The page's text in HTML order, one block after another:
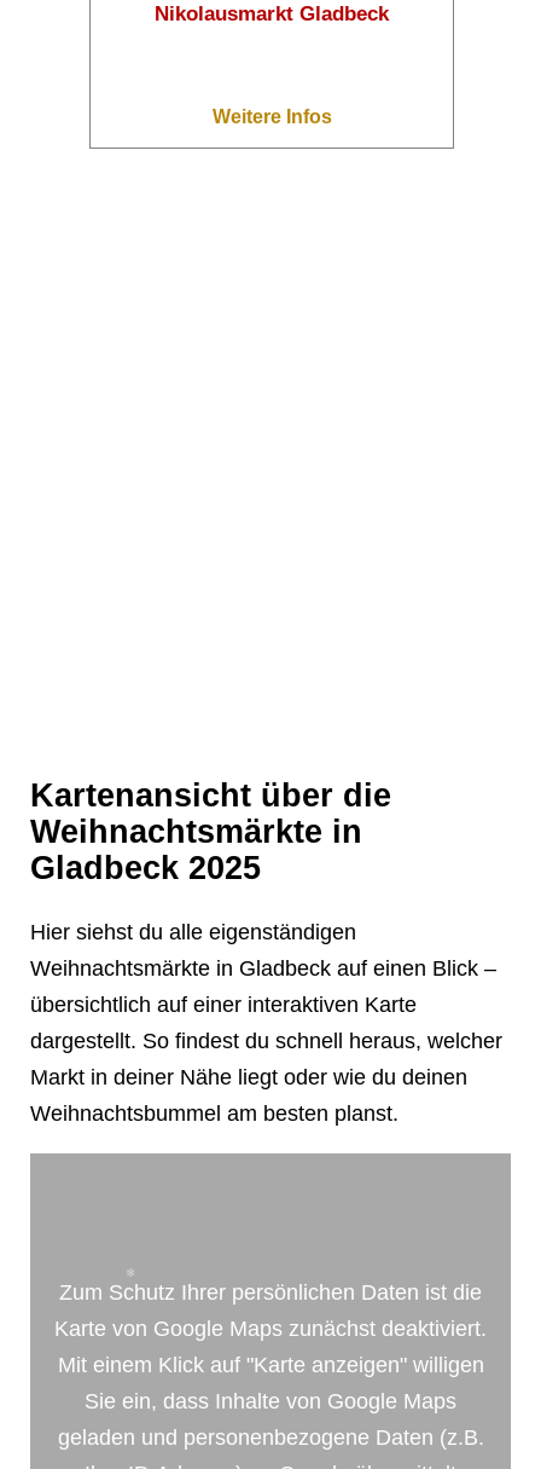
Nikolausmarkt Gladbeck
Weitere Infos
Kartenansicht über die
Weihnachtsmärkte in
Gladbeck 2025
Hier siehst du alle eigenständigen
Weihnachtsmärkte in Gladbeck auf einen Blick –
übersichtlich auf einer interaktiven Karte
dargestellt. So findest du schnell heraus, welcher
Markt in deiner Nähe liegt oder wie du deinen
Weihnachtsbummel am besten planst.
Zum Schutz Ihrer persönlichen Daten ist die
Karte von Google Maps zunächst deaktiviert.
Mit einem Klick auf "Karte anzeigen" willigen
Sie ein, dass Inhalte von Google Maps
geladen und personenbezogene Daten (z.B.